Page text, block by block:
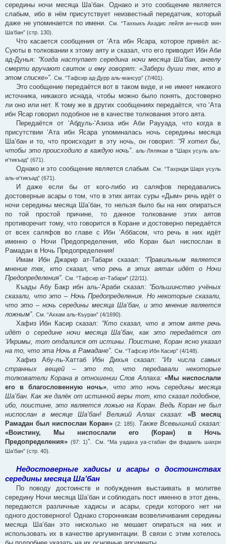
середины ночи месяца Ша’бан. Однако и это сообщение является
слабым, ибо в нём присутствует неизвестный передатчик, который
даже не упоминается по имени.
См. “Тахкыкъ Ахадис лейля ан-нысф мин
Ша’бан” (стр. 130).
Что касается сообщения от ‘Ата ибн Ясара, которое привёл ас-
Суюты в толковании к этому аяту и сказал, что его приводит Ибн Аби
ад-Дунья: “Когда наступает середина ночи месяца Ша’бан, ангелу
смерти вручают свиток и ему говорят: «Забери души тех, кто в
этом списке»”. См. “Тафсир ад-Дурр аль-мансур” (7/401).
Это сообщение передаётся вот в таком виде, и не имеет никакого
источника, никакого иснада, чтобы можно было понять, достоверно
ли оно или нет. К тому же в других сообщениях передаётся, что ‘Ата
ибн Ясар говорил подобное не в качестве толкования этого аята.
Передаётся от ‘Абдуль-‘Азиза ибн Аби Раууада, что когда в
присутствии ‘Ата ибн Ясара упоминалась ночь середины месяца
Ша’бан и то, что происходит в эту ночь, он говорил: “Я хотел бы,
чтобы это происходило в каждую ночь”.аль-Лялякаи в “Шарх усуль аль-
и’тикъад” (671).
Однако и это сообщение является слабым.См. “Тахридж Шарх усуль
аль-и’тикъад” (671).
И даже если бы от кого-либо из саляфов передавались
достоверные асары о том, что в этих аятах суры «Дым» речь идёт о
ночи середины месяца Ша’бан, то нельзя было бы на них опираться
по той простой причине, то данное толкование этих аятов
противоречит тому, что говорится в Коране и достоверно передаётся
от всех саляфов во главе с Ибн ‘Аббасом, что речь в них идёт
именно о Ночи Предопределения, ибо Коран был ниспослан в
Рамадан в Ночь Предопределения!
Имам Ибн Джарир ат-Табари сказал: “Правильным является
мнение тех, кто сказал, что речь в этих аятах идёт о Ночи
Предопределения”. См. “Тафсир ат-Табари” (22/11).
Къады Абу Бакр ибн аль-‘Араби сказал: “Большинство учёных
сказали, что это – Ночь Предопределения. Но некоторые сказали,
что это – ночь середины месяца Ша’бан, и это мнение является
ложным”. См. “Ахкам аль-Къуран” (4/1690).
Хафиз Ибн Касир сказал: “Кто сказал, что в этом аяте речь
идёт о середине ночи месяца Ша’бан, как это передаётся от
‘Икримы, тот отдалился от истины. Поистине, Коран ясно указал
на то, что эта Ночь в Рамадане”. См. “Тафсир Ибн Касир” (4/148).
Хафиз Абу-ль-Хаттаб Ибн Дихья сказал: “Из числа самых
странных вещей – это то, что передавали некоторые
толкователи Корана в отношении Слов Аллаха:«Мы ниспослали
его в благословенную ночь»
что это ночь середины месяца
Ша’бан. Как же далёк от истинной веры тот, кто сказал подобное,
ибо, поистине, это является ложью на Коран. Ведь Коран не был
ниспослан в месяце Ша’бан! Великий Аллах сказал:
«В месяц
Рамадан был ниспослан Коран» (2: 185).
Также Всевышний сказал:
«Воистину, Мы ниспослали его (Коран) в Ночь
Предопределения» (97: 1)”.
См. “Ма уадаха уа-стабан фи фадаиль шахри
Ша’бан” (стр. 40).
Недостоверные хадисы и асары о достоинствах
середины месяца Ша’бан
По поводу достоинств и побуждения выстаивать в молитве
середину Ночи месяца Ша’бан и соблюдать пост именно в этот день,
передаются различные хадисы и асары, среди которого нет ни
одного достоверного! Однако сторонникам возвеличивания середины
месяца Ша’бан это нисколько не мешает опираться на них и
использовать их в качестве аргументации. В связи с этим хотелось